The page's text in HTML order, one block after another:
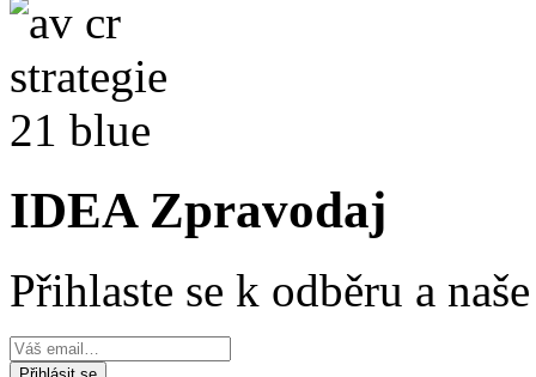
IDEA Zpravodaj
Přihlaste se k odběru a